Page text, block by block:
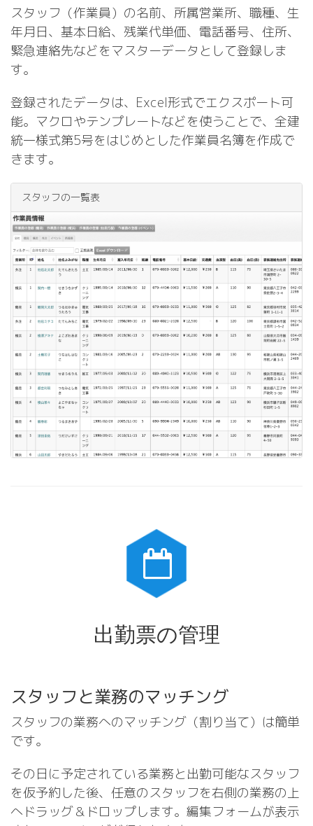
スタッフ（作業員）の名前、所属営業所、職種、生
年月日、基本日給、残業代単価、電話番号、住所、
緊急連絡先などをマスターデータとして登録しま
す。
登録されたデータは、Excel形式でエクスポート可
能。マクロやテンプレートなどを使うことで、全建
統一様式第5号をはじめとした作業員名簿を作成で
きます。
スタッフの一覧表
出勤票の管理
スタッフと業務のマッチング
スタッフの業務へのマッチング（割り当て）は簡単
です。
その日に予定されている業務と出勤可能なスタッフ
を仮予約した後、任意のスタッフを右側の業務の上
へドラッグ＆ドロップします。編集フォームが表示